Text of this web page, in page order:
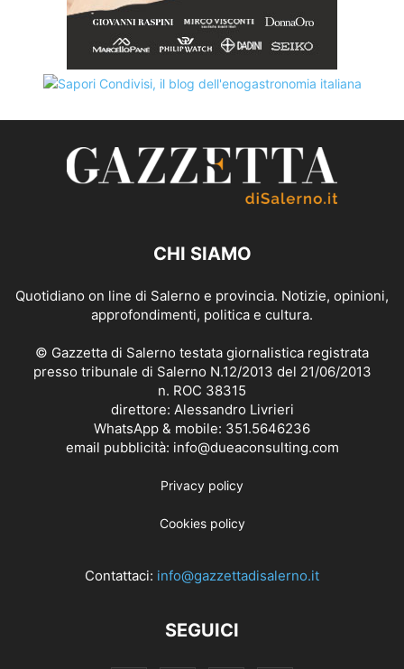
CHI SIAMO
Quotidiano on line di Salerno e provincia. Notizie, opinioni,
approfondimenti, politica e cultura.
© Gazzetta di Salerno testata giornalistica registrata
presso tribunale di Salerno N.12/2013 del 21/06/2013
n. ROC 38315
direttore: Alessandro Livrieri
WhatsApp & mobile: 351.5646236
email pubblicità: info@dueaconsulting.com
Privacy policy
Cookies policy
Contattaci: info@gazzettadisalerno.it
SEGUICI